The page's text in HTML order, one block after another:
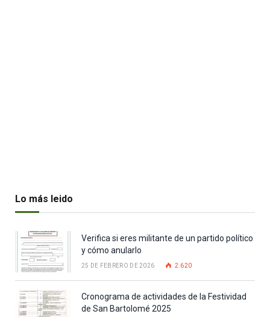
Lo más leido
Verifica si eres militante de un partido político
y cómo anularlo
25 DE FEBRERO DE 2026 2.620
Cronograma de actividades de la Festividad
de San Bartolomé 2025